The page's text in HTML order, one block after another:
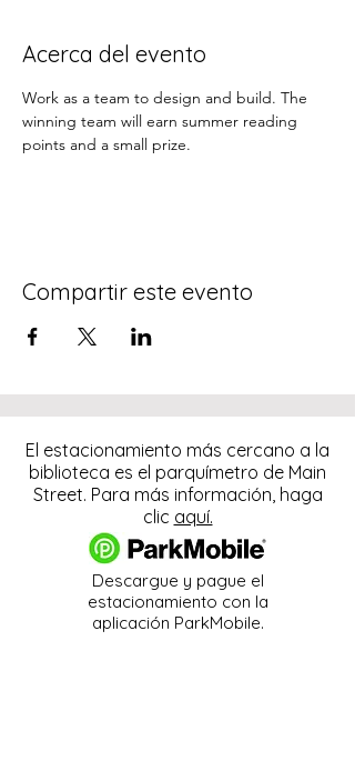
Acerca del evento
Work as a team to design and build. The
winning team will earn summer reading
points and a small prize.
Compartir este evento
El estacionamiento más cercano a la
biblioteca es el parquímetro de Main
Street. Para más información, haga
clic aquí.
Descargue y pague el
estacionamiento con la
aplicación ParkMobile.